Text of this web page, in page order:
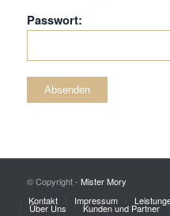
Passwort:
© Copyright - Mister Mory
Kontakt
Impressum
Über Uns Kunden und Partner